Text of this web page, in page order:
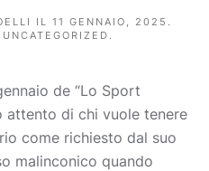
IL 11 GENNAIO, 2025 .
UNCATEGORIZED .
de “Lo Sport
attento di chi vuole tenere
come richiesto dal suo
malinconico quando